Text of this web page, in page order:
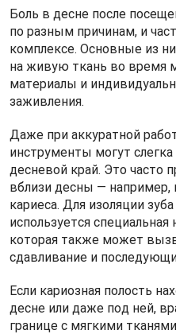
Боль в десне после
по разным причинам, и
комплексе. Основные из
на живую ткань во время
материалы и
заживления.
Даже при аккуратной
инструменты могут
десневой край. Это часто
вблизи десны — например,
кариеса. Для изоляции
используется
которая также может
сдавливание и
Если кариозная полость
десне или даже под ней,
границе с мягкими